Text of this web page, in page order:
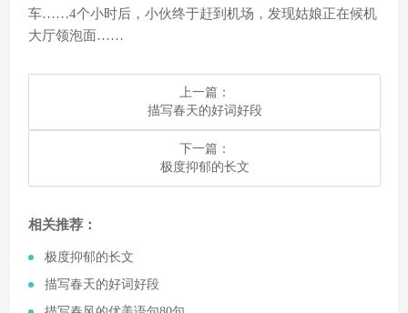
车……4个小时后，小伙终于赶到机场，发现姑娘正在候机
大厅领泡面……
上一篇：
​描写春天的好词好段
下一篇：
​极度抑郁的长文
相关推荐：
​极度抑郁的长文
​描写春天的好词好段